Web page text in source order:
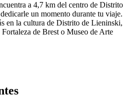
a 4,7 km del centro de Distrito
un momento durante tu viaje.
en la cultura de Distrito de Lieninski,
de Brest o Museo de Arte